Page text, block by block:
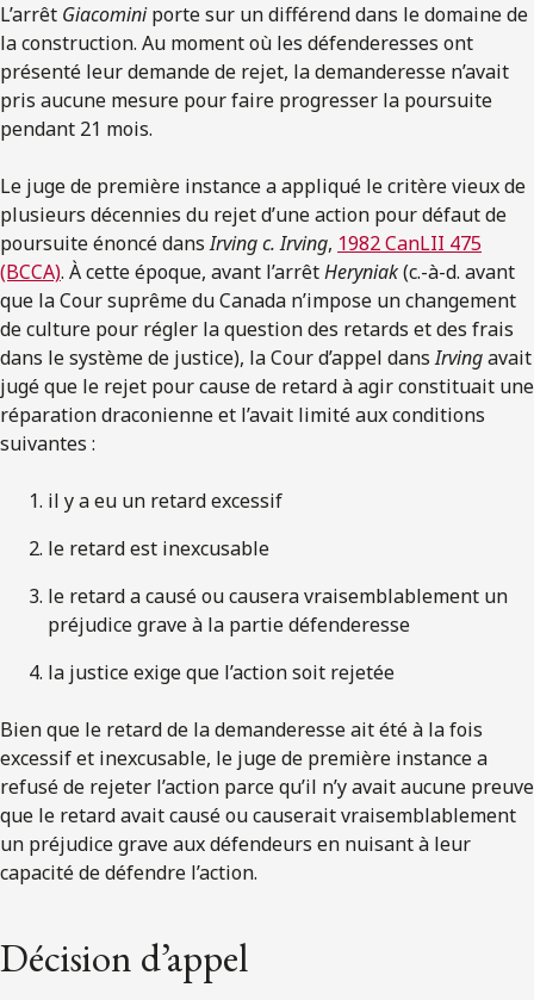
L’arrêt Giacominiporte sur un différend dans le domaine de
la construction. Au moment où les défenderesses ont
présenté leur demande de rejet, la demanderesse n’avait
pris aucune mesure pour faire progresser la poursuite
pendant 21 mois.
Le juge de première instance a appliqué le critère vieux de
plusieurs décennies du rejet d’une action pour défaut de
poursuite énoncé dansIrving c. Irving, 1982 CanLII 475
(BCCA). À cette époque, avant l’arrêtHeryniak(c.-à-d. avant
que la Cour suprême du Canada n’impose un changement
de culture pour régler la question des retards et des frais
dans le système de justice), la Cour d’appel dansIrvingavait
jugé que le rejet pour cause de retard à agir constituait une
réparation draconienne et l’avait limité aux conditions
suivantes :
il y a eu un retard excessif
le retard est inexcusable
le retard a causé ou causera vraisemblablement un
préjudice grave à la partie défenderesse
la justice exige que l’action soit rejetée
Bien que le retard de la demanderesse ait été à la fois
excessif et inexcusable, le juge de première instance a
refusé de rejeter l’action parce qu’il n’y avait aucune preuve
que le retard avait causé ou causerait vraisemblablement
un préjudice grave aux défendeurs en nuisant à leur
capacité de défendre l’action.
Décision d’appel